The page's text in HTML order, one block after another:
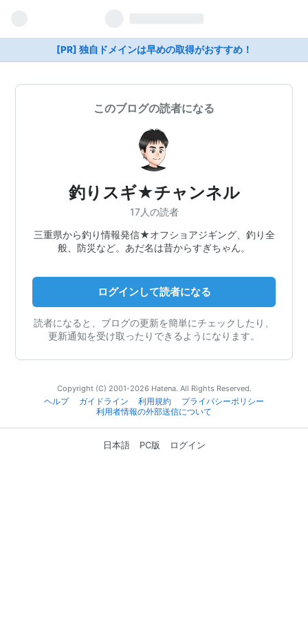
[PR] 独自ドメインは早めの取得がおすすめ！
このブログの読者になる
釣りスギ★チャンネル
17人の読者
三重県から釣り情報発信★オフショアジギング、釣り全
般、防災など。あだ名は昔からすぎちゃん。
ログインして読者になる
読者になると、ブログの更新を簡単にチェックしたり、
更新通知を受け取ったりできるようになります。
Copyright (C) 2001-2026 Hatena. All Rights Reserved.
ヘルプ
ガイドライン 利用規約
プライバシーポリシー
利用者情報の外部送信について
日本語 PC版 ログイン